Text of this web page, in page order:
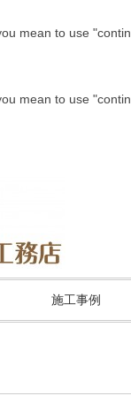
mean to use
mean to use
施工事例